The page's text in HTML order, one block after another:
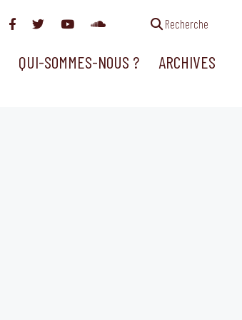
Recherche
QUI-SOMMES-NOUS ? ARCHIVES